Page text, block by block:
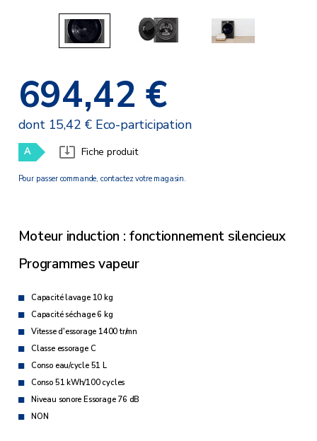
694,42 €
dont 15,42 € Eco-participation
A Fiche produit
Pour passer commande, contactez votre magasin.
Moteur induction : fonctionnement silencieux
Programmes vapeur
Capacité lavage 10 kg
Capacité séchage 6 kg
Vitesse d'essorage 1400 tr/mn
Classe essorage C
Conso eau/cycle 51 L
Conso 51 kWh/100 cycles
Niveau sonore Essorage 76 dB
NON